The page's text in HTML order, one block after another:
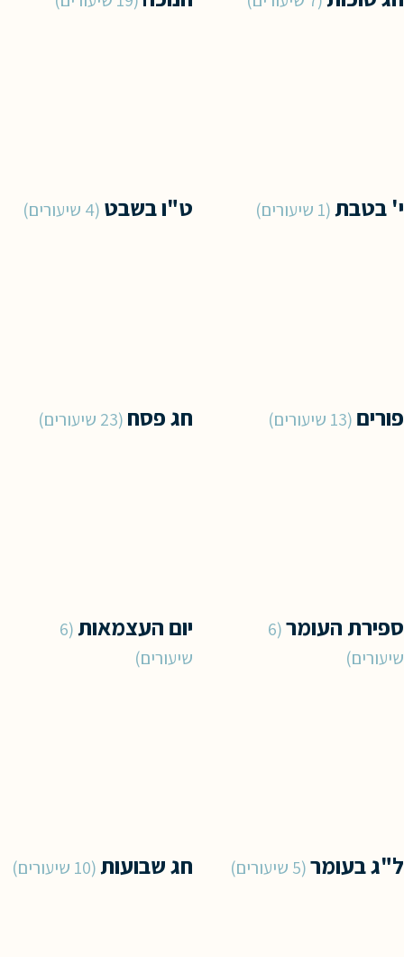
י' בטבת 1 שיעורים ט"ו בשבט 4 שיעורים
פורים 13 שיעורים חג פסח 23 שיעורים
ספירת העומר 6
שיעורים
יום העצמאות 6
שיעורים
ל"ג בעומר 5 שיעורים חג שבועות 10 שיעורים